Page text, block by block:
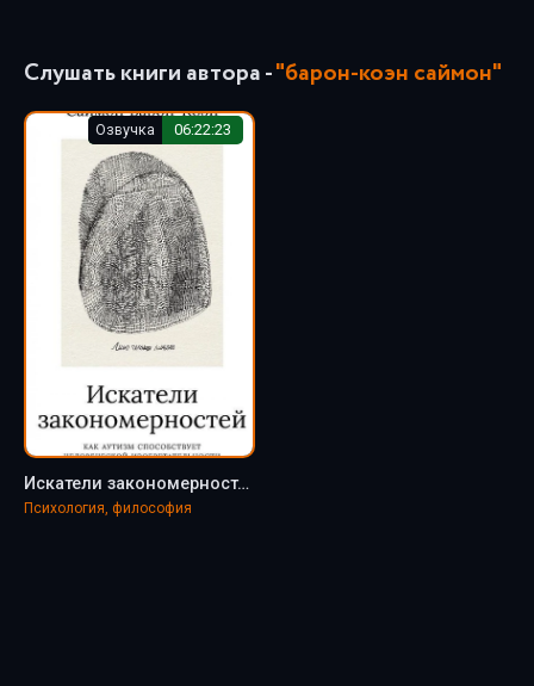
Слушать книги автора -"барон-коэн саймон"
Озвучка 06:22:23
Искатели закономерностей - Саймон Барон-Коэн
Психология, философия